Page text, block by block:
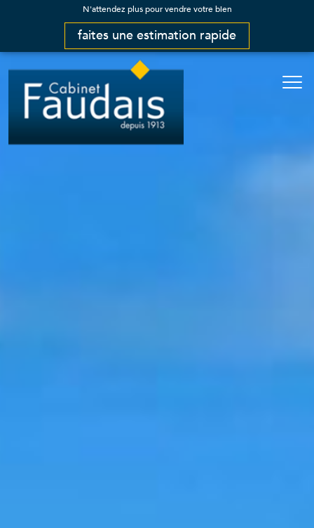
N'attendez plus pour vendre votre bien
faites une estimation rapide